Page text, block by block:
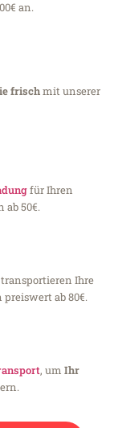
an.
frischmit unserer
für Ihren
ab 50€.
Ihre
ab 80€.
, um Ihr